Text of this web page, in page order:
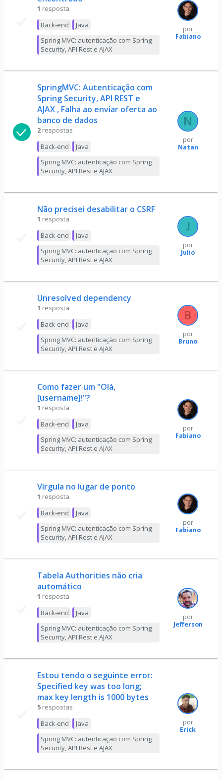
1 resposta
Back-end
Java
Spring MVC: autenticação com Spring
Security, API Rest e AJAX
por
Fabiano
SpringMVC: Autenticação com
Spring Security, API REST e
AJAX , Falha ao enviar oferta ao
banco de dados
2 respostas
Back-end
Java
Spring MVC: autenticação com Spring
Security, API Rest e AJAX
por
Natan
Não precisei desabilitar o CSRF
1 resposta
Back-end
Java
Spring MVC: autenticação com Spring
Security, API Rest e AJAX
por
Julio
Unresolved dependency
1 resposta
Back-end
Java
Spring MVC: autenticação com Spring
Security, API Rest e AJAX
por
Bruno
Como fazer um "Olá,
[username]!"?
1 resposta
Back-end
Java
Spring MVC: autenticação com Spring
Security, API Rest e AJAX
por
Fabiano
Vírgula no lugar de ponto
1 resposta
Back-end
Java
Spring MVC: autenticação com Spring
Security, API Rest e AJAX
por
Fabiano
Tabela Authorities não cria
automático
1 resposta
Back-end
Java
Spring MVC: autenticação com Spring
Security, API Rest e AJAX
por
Jefferson
Estou tendo o seguinte error:
Specified key was too long;
max key length is 1000 bytes
5 respostas
Back-end
Java
Spring MVC: autenticação com Spring
Security, API Rest e AJAX
por
Erick